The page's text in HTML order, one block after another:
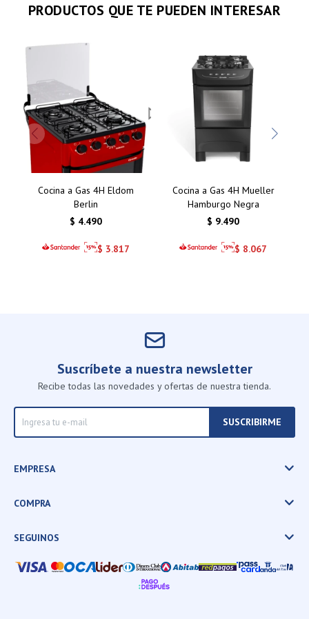
PRODUCTOS QUE TE PUEDEN INTERESAR
Cocina a Gas 4H Eldom
Berlin
$ 4.490
$ 3.817
Cocina a Gas 4H Mueller
Hamburgo Negra
$ 9.490
$ 8.067
Suscríbete a nuestra newsletter
Recibe todas las novedades y ofertas de nuestra tienda.
SUSCRIBIRME
EMPRESA
COMPRA
SEGUINOS